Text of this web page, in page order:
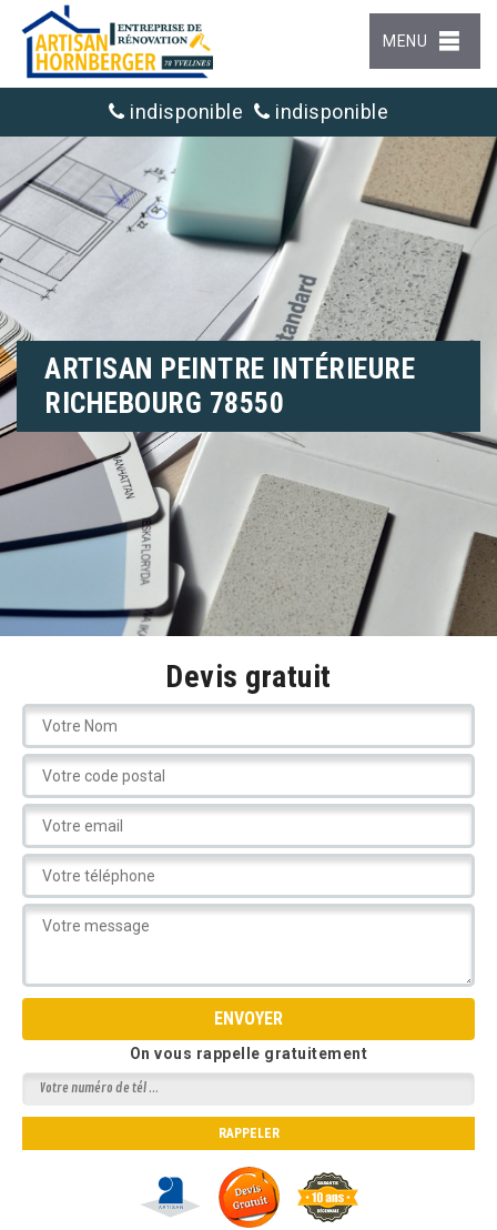
MENU
indisponible indisponible
ARTISAN PEINTRE INTÉRIEURE
RICHEBOURG 78550
Devis gratuit
On vous rappelle gratuitement